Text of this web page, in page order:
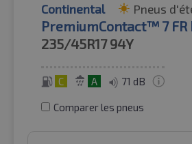
Continental Pneus
PremiumContact™ 7 FR
235/45R17 94Y
C A 71 dB
Comparer les pneus